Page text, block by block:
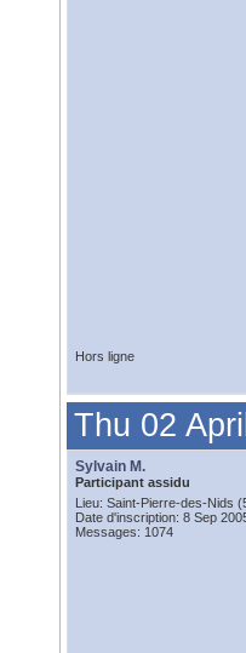
Hors ligne
Thu 02
Sylvain M.
Participant assidu
Lieu: Saint-Pierre-des-Nids
Date d'inscription: 8 Sep
Messages: 1074